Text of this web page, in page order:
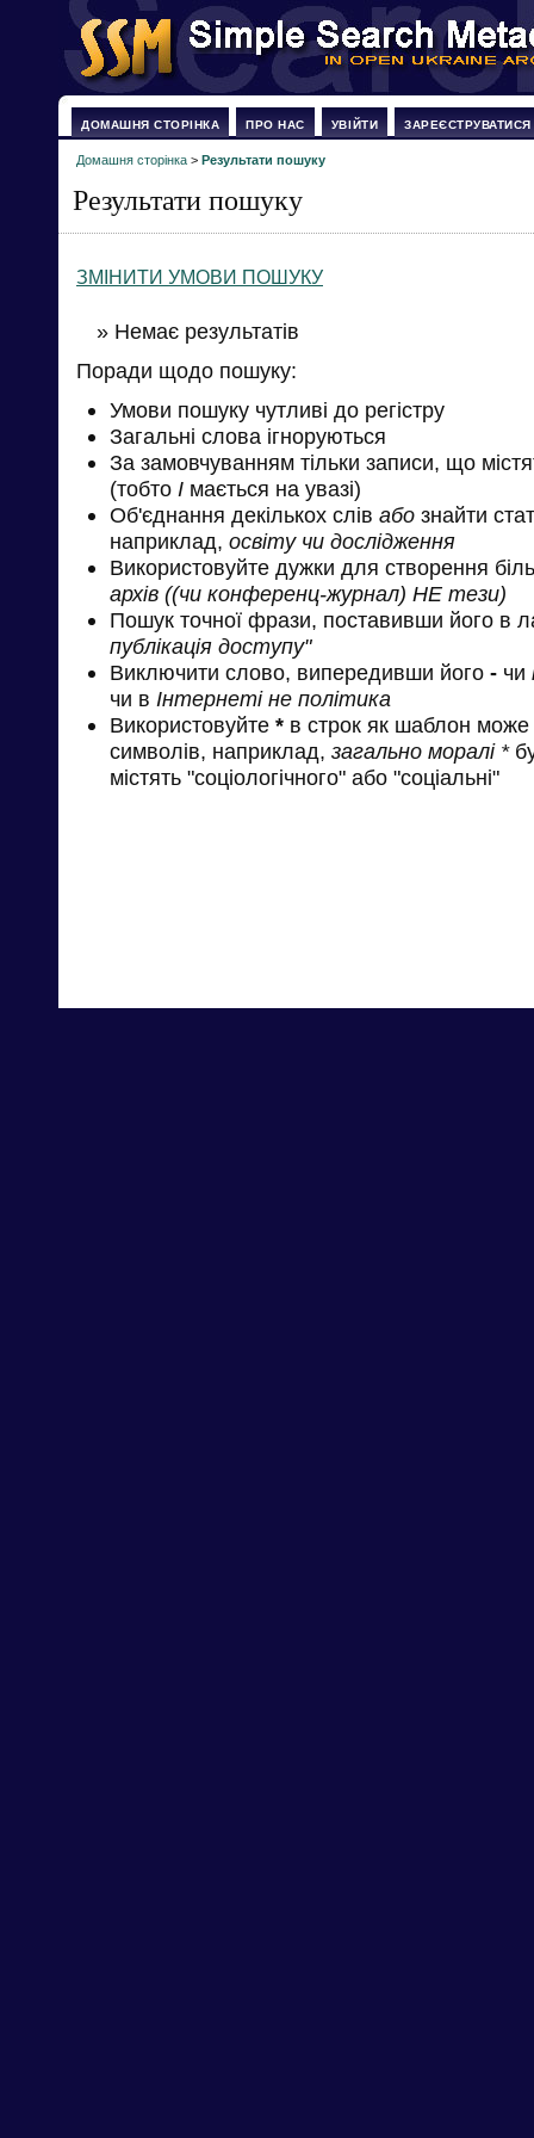
ДОМАШНЯ СТОРІНКА ПРО НАС УВІЙТИ ЗАРЕЄСТРУВАТИСЯ
Домашня сторінка > Результати пошуку
Результати пошуку
ЗМІНИТИ УМОВИ ПОШУКУ
» Немає результатів
Поради щодо пошуку:
Умови пошуку чутливі до регістру
Загальні слова ігноруються
За замовчуванням тільки записи, що
(тобто І мається на увазі)
Об'єднання декількох слів або знайти
наприклад, освіту чи дослідження
Використовуйте дужки для створення
архів ((чи конференц-журнал) НЕ тези)
Пошук точної фрази, поставивши його в
публікація доступу"
Виключити слово, випередивши його - чи
чи в Інтернеті не політика
Використовуйте * в строк як шаблон може
символів, наприклад, загально моралі *
містять "соціологічного" або "соціальні"